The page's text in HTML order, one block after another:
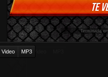
TE
Terminada
Video MP3